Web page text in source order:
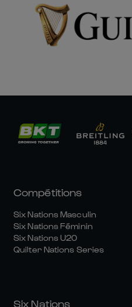
Compétitions
Six Nations Masculin
Six Nations Féminin
Six Nations U20
Quilter Nations Series
Six Nations